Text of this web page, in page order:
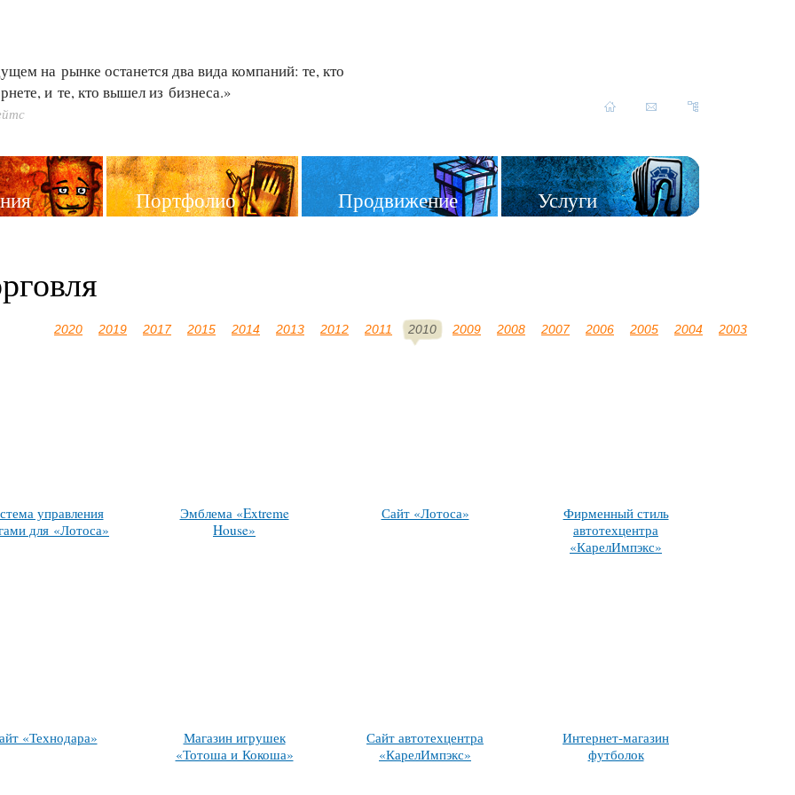
на рынке останется два вида компаний: те, кто
и те, кто вышел из бизнеса.»
Портфолио Продвижение Услуги
2020 2019 2017 2015 2014 2013 2012 2011 2010 2009 2008 2007 2006 2005 2004 2003
управления
для «Лотоса»
Эмблема «Extreme
House»
Сайт «Лотоса»
Фирменный стиль
автотехцентра
«КарелИмпэкс»
«Технодара»
Магазин игрушек
«Тотоша и Кокоша»
Сайт автотехцентра
«КарелИмпэкс»
Интернет-магазин
футболок